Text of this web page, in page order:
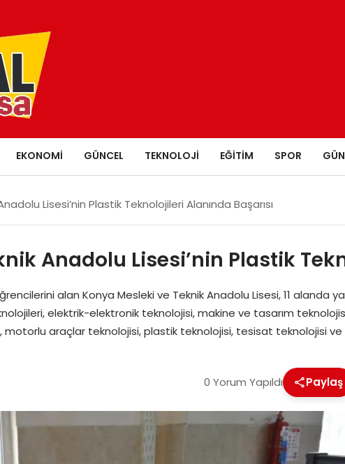
EKONOMI GÜNCEL TEKNOLOJI EĞITIM SPOR
Lisesi’nin Plastik Teknolojileri Alanında Başarısı
Anadolu Lisesi’nin Plastik
alan Konya Mesleki ve Teknik Anadolu Lisesi, 11 alanda
elektrik-elektronik teknolojisi, makine ve tasarım
motorlu araçlar teknolojisi, plastik teknolojisi, tesisat teknolojisi
0 Yorum Yapıldı Paylaş